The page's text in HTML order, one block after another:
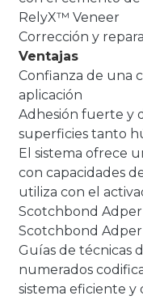
RelyX™ Veneer
Corrección y
Ventajas
Confianza de una
aplicación
Adhesión fuerte y
superficies tanto
El sistema ofrece
con capacidades
utiliza con el
Scotchbond
Scotchbond Adper
Guías de técnicas
numerados
sistema eficiente y